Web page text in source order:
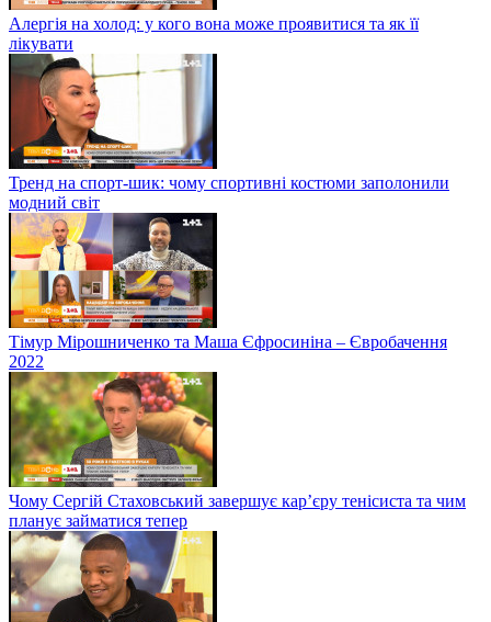
Алергія на холод: у кого вона може проявитися та як її
лікувати
Тренд на спорт-шик: чому спортивні костюми заполонили
модний світ
Тімур Мірошниченко та Маша Єфросиніна – Євробачення
2022
Чому Сергій Стаховський завершує кар’єру тенісиста та чим
планує займатися тепер